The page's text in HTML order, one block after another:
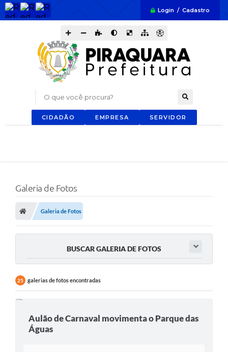
Login / Cadastro
O que você procura?
CIDADÃO EMPRESA SERVIDOR
Galeria de Fotos
Galeria de Fotos
BUSCAR GALERIA DE FOTOS
25 galerias de fotos encontradas
Aulão de Carnaval movimenta o Parque das
Águas